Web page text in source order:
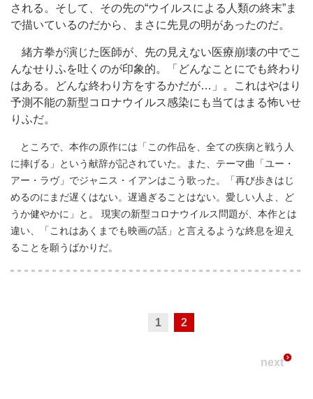
される。そして、その先の“ウイルスによる人類の終末”ま
で描いているのだから、まさに先見の明があったのだ。
緒方拳が演じた医師が、先の見えない医療崩壊の中でこ
んなせりふを吐くのが印象的。「どんなことにでも終わり
はある。どんな終わり方をするかだが…」。これはやはり
予測不能の新型コロナウイルス感染にも当てはまる怖いせ
りふだ。
ところで、本作の原作には「この作品を、全ての疾病と戦う人
に捧げる」という献辞が記されていた。また、テーマ曲「ユー・
アー・ラヴ」でジャニス・イアンはこう歌った。「再び歩きはじ
めるのにまだ遅くはない。遅過ぎることはない。愛しい人よ、ど
うか健やかに」と。 現実の新型コロナウイルス問題が、本作とは
違い、「これはあくまでも映画の話」と言えるような終息を迎え
ることを願うばかりだ。
1 2
next